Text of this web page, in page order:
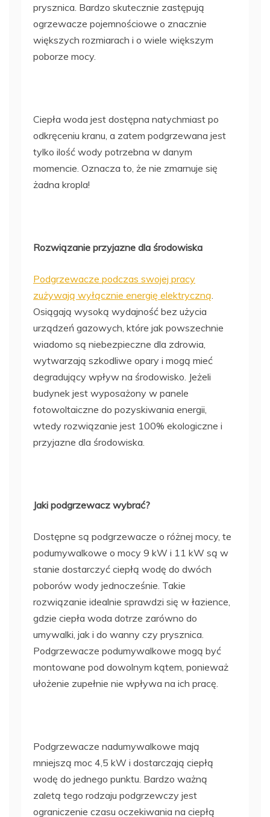
prysznica. Bardzo skutecznie zastępują
ogrzewacze pojemnościowe o znacznie
większych rozmiarach i o wiele większym
poborze mocy.
Ciepła woda jest dostępna natychmiast po
odkręceniu kranu, a zatem podgrzewana jest
tylko ilość wody potrzebna w danym
momencie. Oznacza to, że nie zmarnuje się
żadna kropla!
Rozwiązanie przyjazne dla środowiska
Podgrzewacze podczas swojej pracy
zużywają wyłącznie energię elektryczną
Osiągają wysoką wydajność bez użycia
urządzeń gazowych, które jak powszechnie
wiadomo są niebezpieczne dla zdrowia,
wytwarzają szkodliwe opary i mogą mieć
degradujący wpływ na środowisko. Jeżeli
budynek jest wyposażony w panele
fotowoltaiczne do pozyskiwania energii,
wtedy rozwiązanie jest 100% ekologiczne i
przyjazne dla środowiska.
Jaki podgrzewacz wybrać?
Dostępne są podgrzewacze o różnej mocy, te
podumywalkowe o mocy 9 kW i 11 kW są w
stanie dostarczyć ciepłą wodę do dwóch
poborów wody jednocześnie. Takie
rozwiązanie idealnie sprawdzi się w łazience,
gdzie ciepła woda dotrze zarówno do
umywalki, jak i do wanny czy prysznica.
Podgrzewacze podumywalkowe mogą być
montowane pod dowolnym kątem, ponieważ
ułożenie zupełnie nie wpływa na ich pracę.
Podgrzewacze nadumywalkowe mają
mniejszą moc 4,5 kW i dostarczają ciepłą
wodę do jednego punktu. Bardzo ważną
zaletą tego rodzaju podgrzewczy jest
ograniczenie czasu oczekiwania na ciepłą